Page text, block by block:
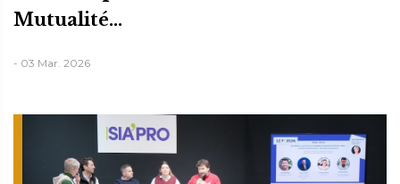
Mutualité...
- 03 Mar. 2026